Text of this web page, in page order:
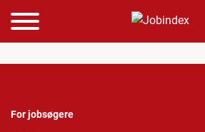
For jobsøgere